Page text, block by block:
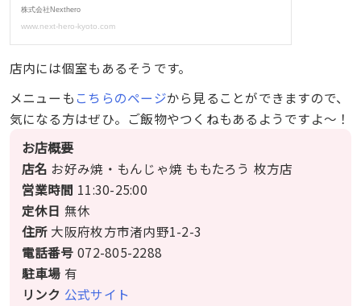
店内には個室もあるそうです。
メニューも こちらのページから見ることができますので、
気になる方はぜひ。ご飯物やつくねもあるようですよ〜！
お店概要
店名 お好み焼・もんじゃ焼 ももたろう 枚方店
営業時間 11:30-25:00
定休日 無休
住所 大阪府枚方市渚内野1-2-3
電話番号 072-805-2288
駐車場 有
リンク 公式サイト